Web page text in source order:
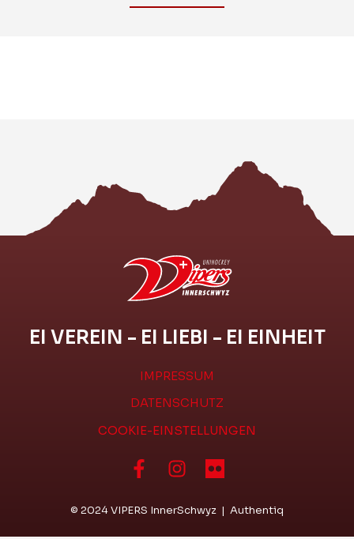
EI VEREIN - EI LIEBI - EI EINHEIT
IMPRESSUM
DATENSCHUTZ
COOKIE-EINSTELLUNGEN
© 2024 VIPERS InnerSchwyz | Authentiq